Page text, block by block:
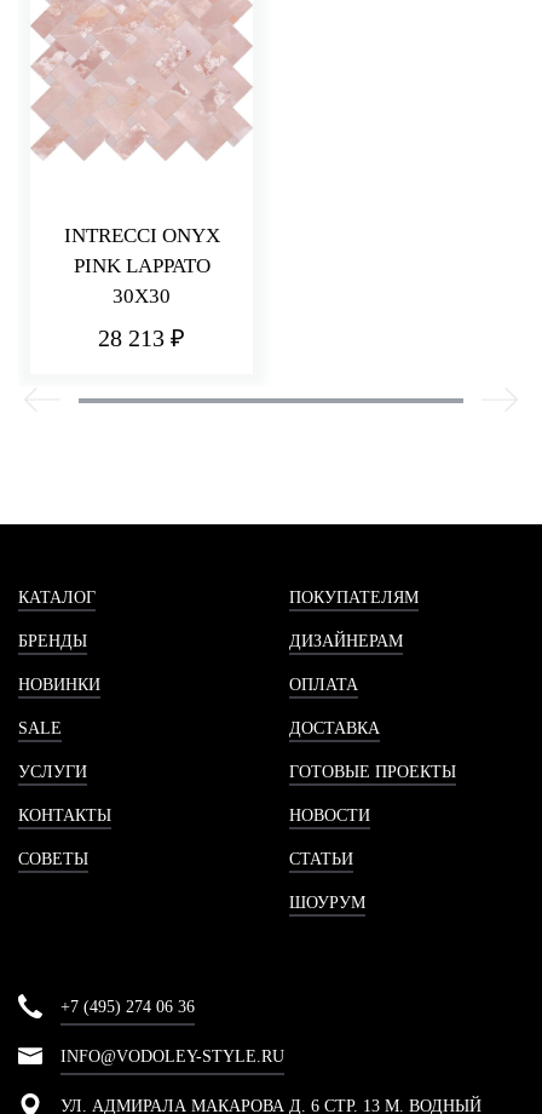
INTRECCI ONYX
PINK LAPPATO
30X30
28 213 ₽
КАТАЛОГ
БРЕНДЫ
НОВИНКИ
SALE
УСЛУГИ
КОНТАКТЫ
СОВЕТЫ
ПОКУПАТЕЛЯМ
ДИЗАЙНЕРАМ
ОПЛАТА
ДОСТАВКА
ГОТОВЫЕ ПРОЕКТЫ
НОВОСТИ
СТАТЬИ
ШОУРУМ
+7 (495) 274 06 36
INFO@VODOLEY-STYLE.RU
УЛ. АДМИРАЛА МАКАРОВА Д. 6 СТР. 13 М. ВОДНЫЙ